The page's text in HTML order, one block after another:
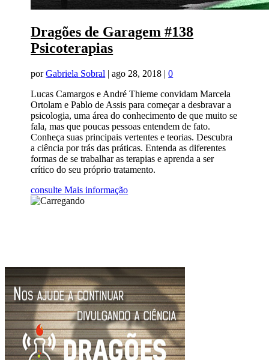
Dragões de Garagem #138
Psicoterapias
porGabriela Sobral |ago 28, 2018 |0
Lucas Camargos e André Thieme convidam Marcela
Ortolam e Pablo de Assis para começar a desbravar a
psicologia, uma área do conhecimento de que muito se
fala, mas que poucas pessoas entendem de fato.
Conheça suas principais vertentes e teorias. Descubra
a ciência por trás das práticas. Entenda as diferentes
formas de se trabalhar as terapias e aprenda a ser
crítico do seu próprio tratamento.
consulte Mais informação